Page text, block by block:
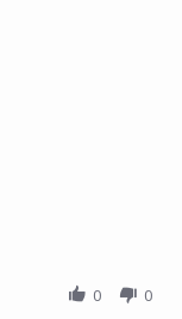
0 0